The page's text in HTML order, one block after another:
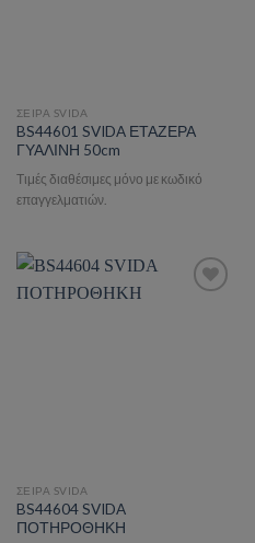
ΣΕΙΡΑ SVIDA
BS44601 SVIDA ΕΤΑΖΕΡΑ
ΓΥΑΛΙΝΗ 50cm
Τιμές διαθέσιμες μόνο με κωδικό
επαγγελματιών.
ΣΕΙΡΑ SVIDA
BS44604 SVIDA
ΠΟΤΗΡΟΘΗΚΗ